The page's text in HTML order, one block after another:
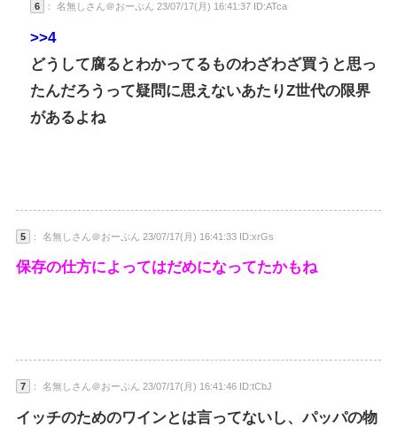
6 ： 名無しさん＠おーぷん 23/07/17(月) 16:41:37 ID:ATca
>>4
どうして腐るとわかってるものわざわざ買うと思っ
たんだろうって疑問に思えないあたりZ世代の限界
があるよね
5 ： 名無しさん＠おーぷん 23/07/17(月) 16:41:33 ID:xrGs
保存の仕方によってはだめになってたかもね
7 ： 名無しさん＠おーぷん 23/07/17(月) 16:41:46 ID:tCbJ
イッチのためのワインとは言ってないし、パッパの物